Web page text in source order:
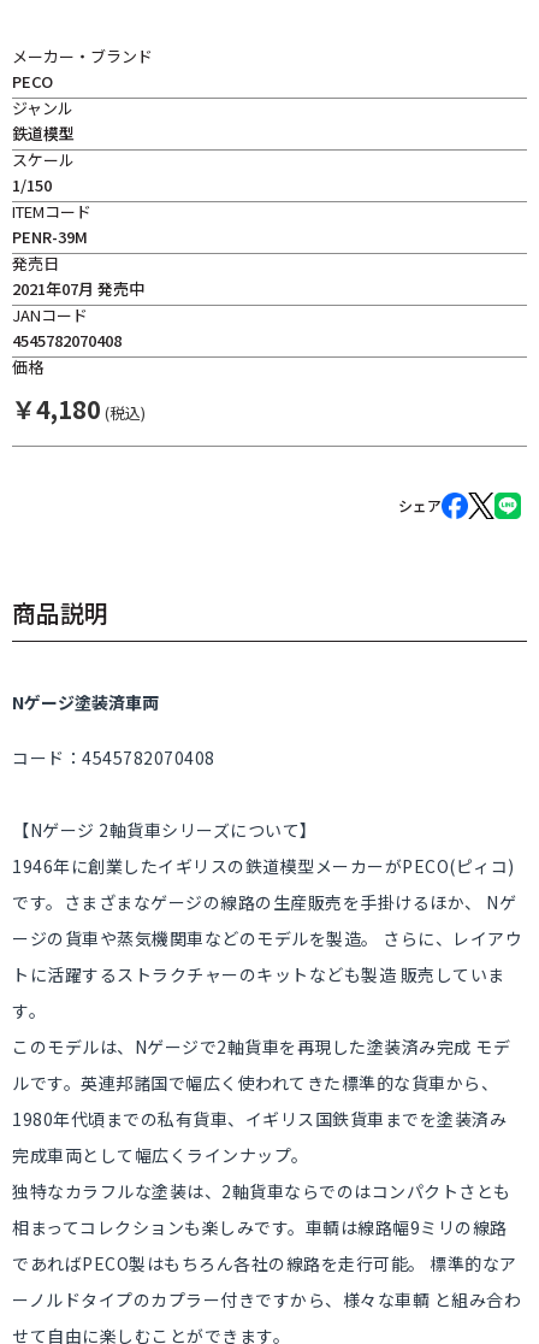
メーカー・ブランド
PECO
ジャンル
鉄道模型
スケール
1/150
ITEMコード
PENR-39M
発売日
2021年07月 発売中
JANコード
4545782070408
価格
￥4,180 (税込)
シェア
商品説明
Nゲージ塗装済車両
コード：4545782070408
【Nゲージ 2軸貨車シリーズについて】
1946年に創業したイギリスの鉄道模型メーカーがPECO(ピィコ)
です。さまざまなゲージの線路の生産販売を手掛けるほか、 Nゲ
ージの貨車や蒸気機関車などのモデルを製造。 さらに、レイアウ
トに活躍するストラクチャーのキットなども製造 販売していま
す。
このモデルは、Nゲージで2軸貨車を再現した塗装済み完成 モデ
ルです。英連邦諸国で幅広く使われてきた標準的な貨車から、
1980年代頃までの私有貨車、イギリス国鉄貨車までを塗装済み
完成車両として幅広くラインナップ。
独特なカラフルな塗装は、2軸貨車ならでのはコンパクトさとも
相まってコレクションも楽しみです。車輌は線路幅9ミリの線路
であればPECO製はもちろん各社の線路を走行可能。 標準的なア
ーノルドタイプのカプラー付きですから、様々な車輌 と組み合わ
せて自由に楽しむことができます。